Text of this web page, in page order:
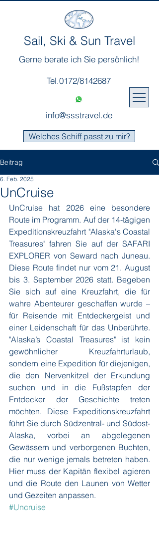
Sail, Ski & Sun Travel
Gerne berate ich Sie persönlich!
Tel.0172/8142687
info@ssstravel.de
Welches Schiff passt zu mir?
Beitrag
UnCruise
6. Feb. 2025
UnCruise hat 2026 eine besondere
Route im Programm. Auf der 14-tägigen
Expeditionskreuzfahrt "Alaska's Coastal
Treasures" fahren Sie auf der SAFARI
EXPLORER von Seward nach Juneau.
Diese Route findet nur vom 21. August
bis 3. September 2026 statt. Begeben
Sie sich auf eine Kreuzfahrt, die für
wahre Abenteurer geschaffen wurde –
für Reisende mit Entdeckergeist und
einer Leidenschaft für das Unberührte.
"Alaska’s Coastal Treasures" ist kein
gewöhnlicher Kreuzfahrturlaub,
sondern eine Expedition für diejenigen,
die den Nervenkitzel der Erkundung
suchen und in die Fußstapfen der
Entdecker der Geschichte treten
möchten. Diese Expeditionskreuzfahrt
führt Sie durch Südzentral- und Südost-
Alaska, vorbei an abgelegenen
Gewässern und verborgenen Buchten,
die nur wenige jemals betreten haben.
Hier muss der Kapitän flexibel agieren
und die Route den Launen von Wetter
und Gezeiten anpassen.
#Uncruise